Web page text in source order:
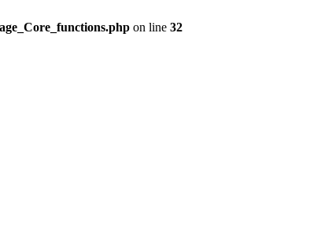
on line 32